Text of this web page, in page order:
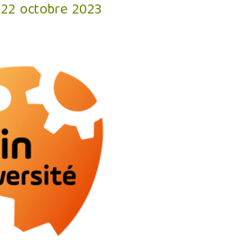
22 octobre 2023